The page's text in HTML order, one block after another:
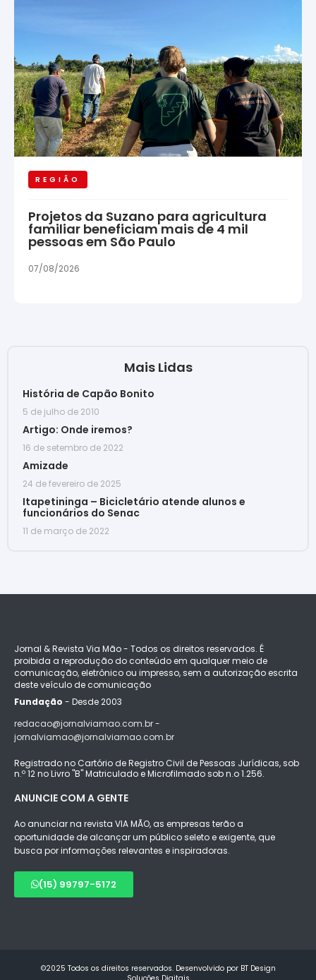
REGIÃO
Projetos da Suzano para agricultura
familiar beneficiam mais de 4 mil
pessoas em São Paulo
07/08/2026
Mais Lidas
História de Capão Bonito
5 de julho de 2010
Artigo: Onde iremos?
16 de setembro de 2022
Amizade
24 de fevereiro de 2025
Itapetininga – Bicicletário atende alunos e
funcionários do Senac
11 de março de 2022
Jornal & Revista Via Mão - Todos os direitos reservados. É
proibida a reprodução do conteúdo em qualquer meio de
comunicação, eletrônico ou impresso, sem a autorização escrita
deste veículo de comunicação
Fundação - Desde 2003
redacao@jornalviamao.com.br -
jornalviamao@jornalviamao.com.br
Registrado no Cartório de Registro Civil de Pessoas Jurídicas, sob
n.º 12 no Livro "B" Matriculado e Microfilmado sob n.o 1.256.
ANUNCIE COM A GENTE
Ao anunciar na revista VIA MÃO, as empresas terão a
oportunidade de alcançar um público seleto e exigente, que
busca por informações relevantes e inspiradoras.
(15) 99797-5172
©2025 Todos os direitos reservados. Desenvolvido por BT Design